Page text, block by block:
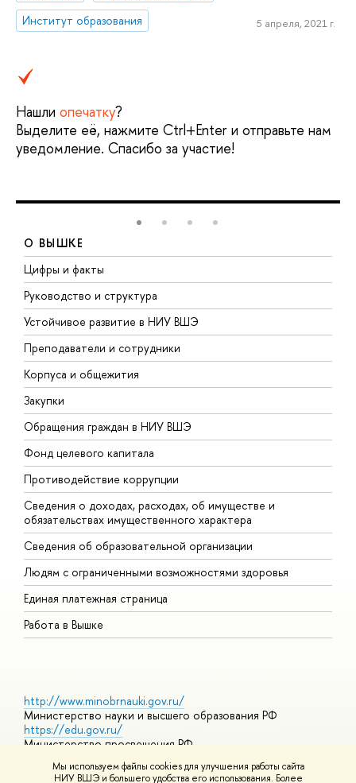
Мы используем файлы cookies для улучшения работы сайта
НИУ ВШЭ и большего удобства его использования. Более
Институт образования
5 апреля, 2021 г.
Нашли опечатку?
Выделите её, нажмите Ctrl+Enter и отправьте нам
уведомление. Спасибо за участие!
О ВЫШКЕ
Цифры и факты
Руководство и структура
Устойчивое развитие в НИУ ВШЭ
Преподаватели и сотрудники
Корпуса и общежития
Закупки
Обращения граждан в НИУ ВШЭ
Фонд целевого капитала
Противодействие коррупции
Сведения о доходах, расходах, об имуществе и
обязательствах имущественного характера
Сведения об образовательной организации
Людям с ограниченными возможностями здоровья
Единая платежная страница
Работа в Вышке
http://www.minobrnauki.gov.ru/
Министерство науки и высшего образования РФ
https://edu.gov.ru/
Министерство просвещения РФ
https://elearning.hse.ru/mooc
Массовые открытые онлайн-курсы